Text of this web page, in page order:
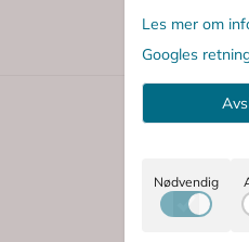
Les mer om
Googles
Nødvendig